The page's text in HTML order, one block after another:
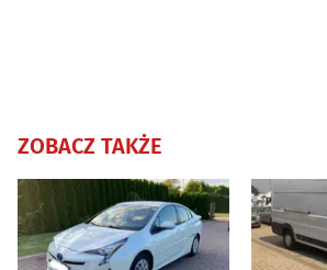
ZOBACZ TAKŻE